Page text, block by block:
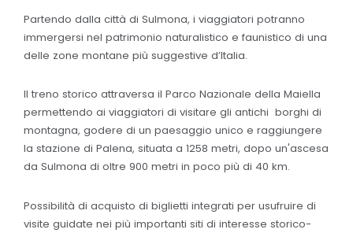
Partendo dalla città di Sulmona, i viaggiatori potranno
immergersi nel patrimonio naturalistico e faunistico di una
delle zone montane più suggestive d’Italia.
Il treno storico attraversa il Parco Nazionale della Maiella
permettendo ai viaggiatori di visitare gli antichi borghi di
montagna, godere di un paesaggio unico e raggiungere
la stazione di Palena, situata a 1258 metri, dopo un'ascesa
da Sulmona di oltre 900 metri in poco più di 40 km.
Possibilità di acquisto di biglietti integrati per usufruire di
visite guidate nei più importanti siti di interesse storico-